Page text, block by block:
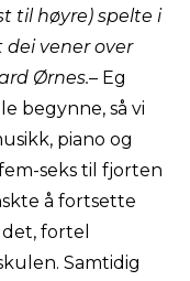
til høyre) spelte i
vener over
Ørnes.– Eg
begynne, så vi
piano og
seks til fjorten
å fortsette
fortel
Samtidig